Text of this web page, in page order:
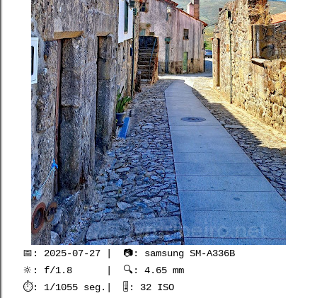
📅: 2025-07-27 | 📷: samsung SM-A336B
🔆: f/1.8 | 🔍: 4.65 mm
⏱️: 1/1055 seg.| 🎚️: 32 ISO